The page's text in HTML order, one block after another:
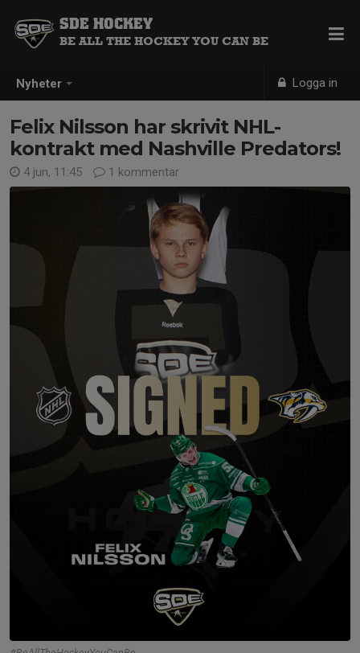
Nyheter Logga in
SDE HOCKEY
BE ALL THE HOCKEY YOU CAN BE
Felix Nilsson har skrivit NHL-
kontrakt med Nashville Predators!
4 jun, 11:45 1 kommentar